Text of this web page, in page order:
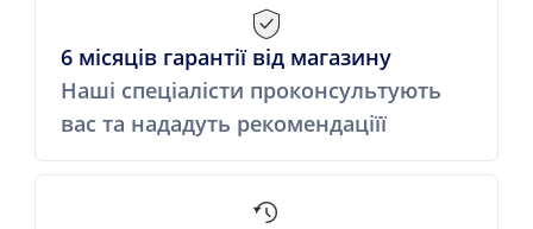
6 місяців гарантії від магазину
Наші спеціалісти проконсультують
вас та нададуть рекомендаціїї